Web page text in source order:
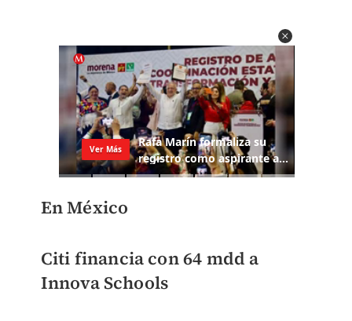
En México
Citi financia con 64 mdd a
Innova Schools